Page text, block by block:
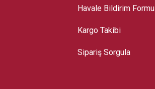
Havale Bildirim Formu
Kargo Takibi
Sipariş Sorgula